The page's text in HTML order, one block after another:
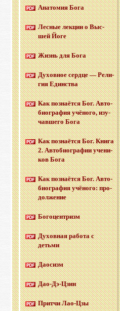
Ана­то­мия Бога
Лес­ные лек­ции о Выс­
шей Йоге
Жизнь для Бога
Ду­хов­ное серд­це — Ре­ли­
гия Един­ства
Как по­зна­ёт­ся Бог. Ав­то­
био­гра­фия учё­но­го, изу­
чав­ше­го Бога
Как по­зна­ёт­ся Бог. Книга
2. Ав­то­био­гра­фии уче­ни­
ков Бога
Как по­зна­ёт­ся Бог. Ав­то­
био­гра­фия учё­но­го: про­
дол­же­ние
Бо­го­цен­тризм
Ду­хов­ная ра­бо­та с
детьми
Дао­сизм
Дао-Дэ-Цзин
Прит­чи Лао-Цзы